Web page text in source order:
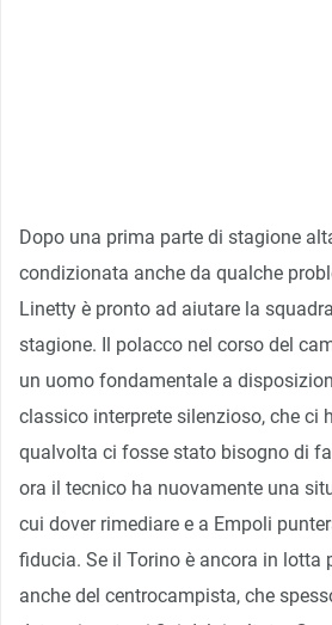
Dopo una prima parte di stagione
condizionata anche da qualche
Linetty è pronto ad aiutare la
stagione. Il polacco nel corso del
un uomo fondamentale a
classico interprete silenzioso, che ci
qualvolta ci fosse stato bisogno di
ora il tecnico ha nuovamente una
cui dover rimediare e a Empoli
fiducia. Se il Torino è ancora in lotta
anche del centrocampista, che